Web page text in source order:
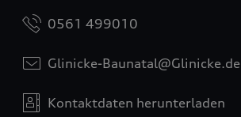
0561 499010
Glinicke-Baunatal@Glinicke.de
Kontaktdaten herunterladen